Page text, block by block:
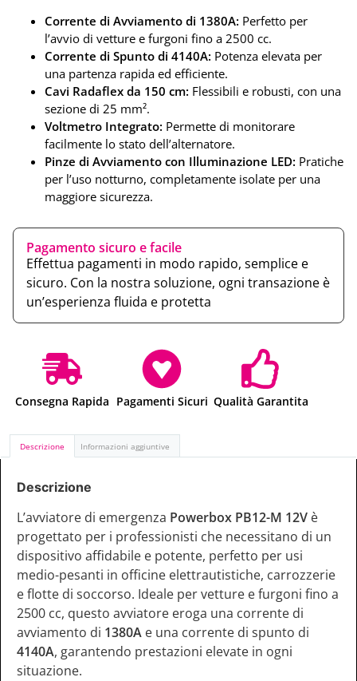
Corrente di Avviamento di 1380A: Perfetto per
l’avvio di vetture e furgoni fino a 2500 cc.
Corrente di Spunto di 4140A: Potenza elevata per
una partenza rapida ed efficiente.
Cavi Radaflex da 150 cm: Flessibili e robusti, con una
sezione di 25 mm².
Voltmetro Integrato: Permette di monitorare
facilmente lo stato dell’alternatore.
Pinze di Avviamento con Illuminazione LED: Pratiche
per l’uso notturno, completamente isolate per una
maggiore sicurezza.
Pagamento sicuro e facile
Effettua pagamenti in modo rapido, semplice e
sicuro. Con la nostra soluzione, ogni transazione è
un’esperienza fluida e protetta
Consegna Rapida Pagamenti Sicuri Qualità Garantita
Descrizione Informazioni aggiuntive
Descrizione
L’avviatore di emergenza Powerbox PB12-M 12V è
progettato per i professionisti che necessitano di un
dispositivo affidabile e potente, perfetto per usi
medio-pesanti in officine elettrautistiche, carrozzerie
e flotte di soccorso. Ideale per vetture e furgoni fino a
2500 cc, questo avviatore eroga una corrente di
avviamento di 1380A e una corrente di spunto di
4140A, garantendo prestazioni elevate in ogni
situazione.